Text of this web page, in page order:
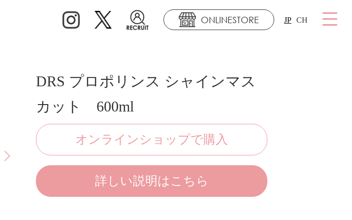
ONLINESTORE JP CH
DRS プロポリンス シャインマス
カット 600ml
オンラインショップで購入
詳しい説明はこちら